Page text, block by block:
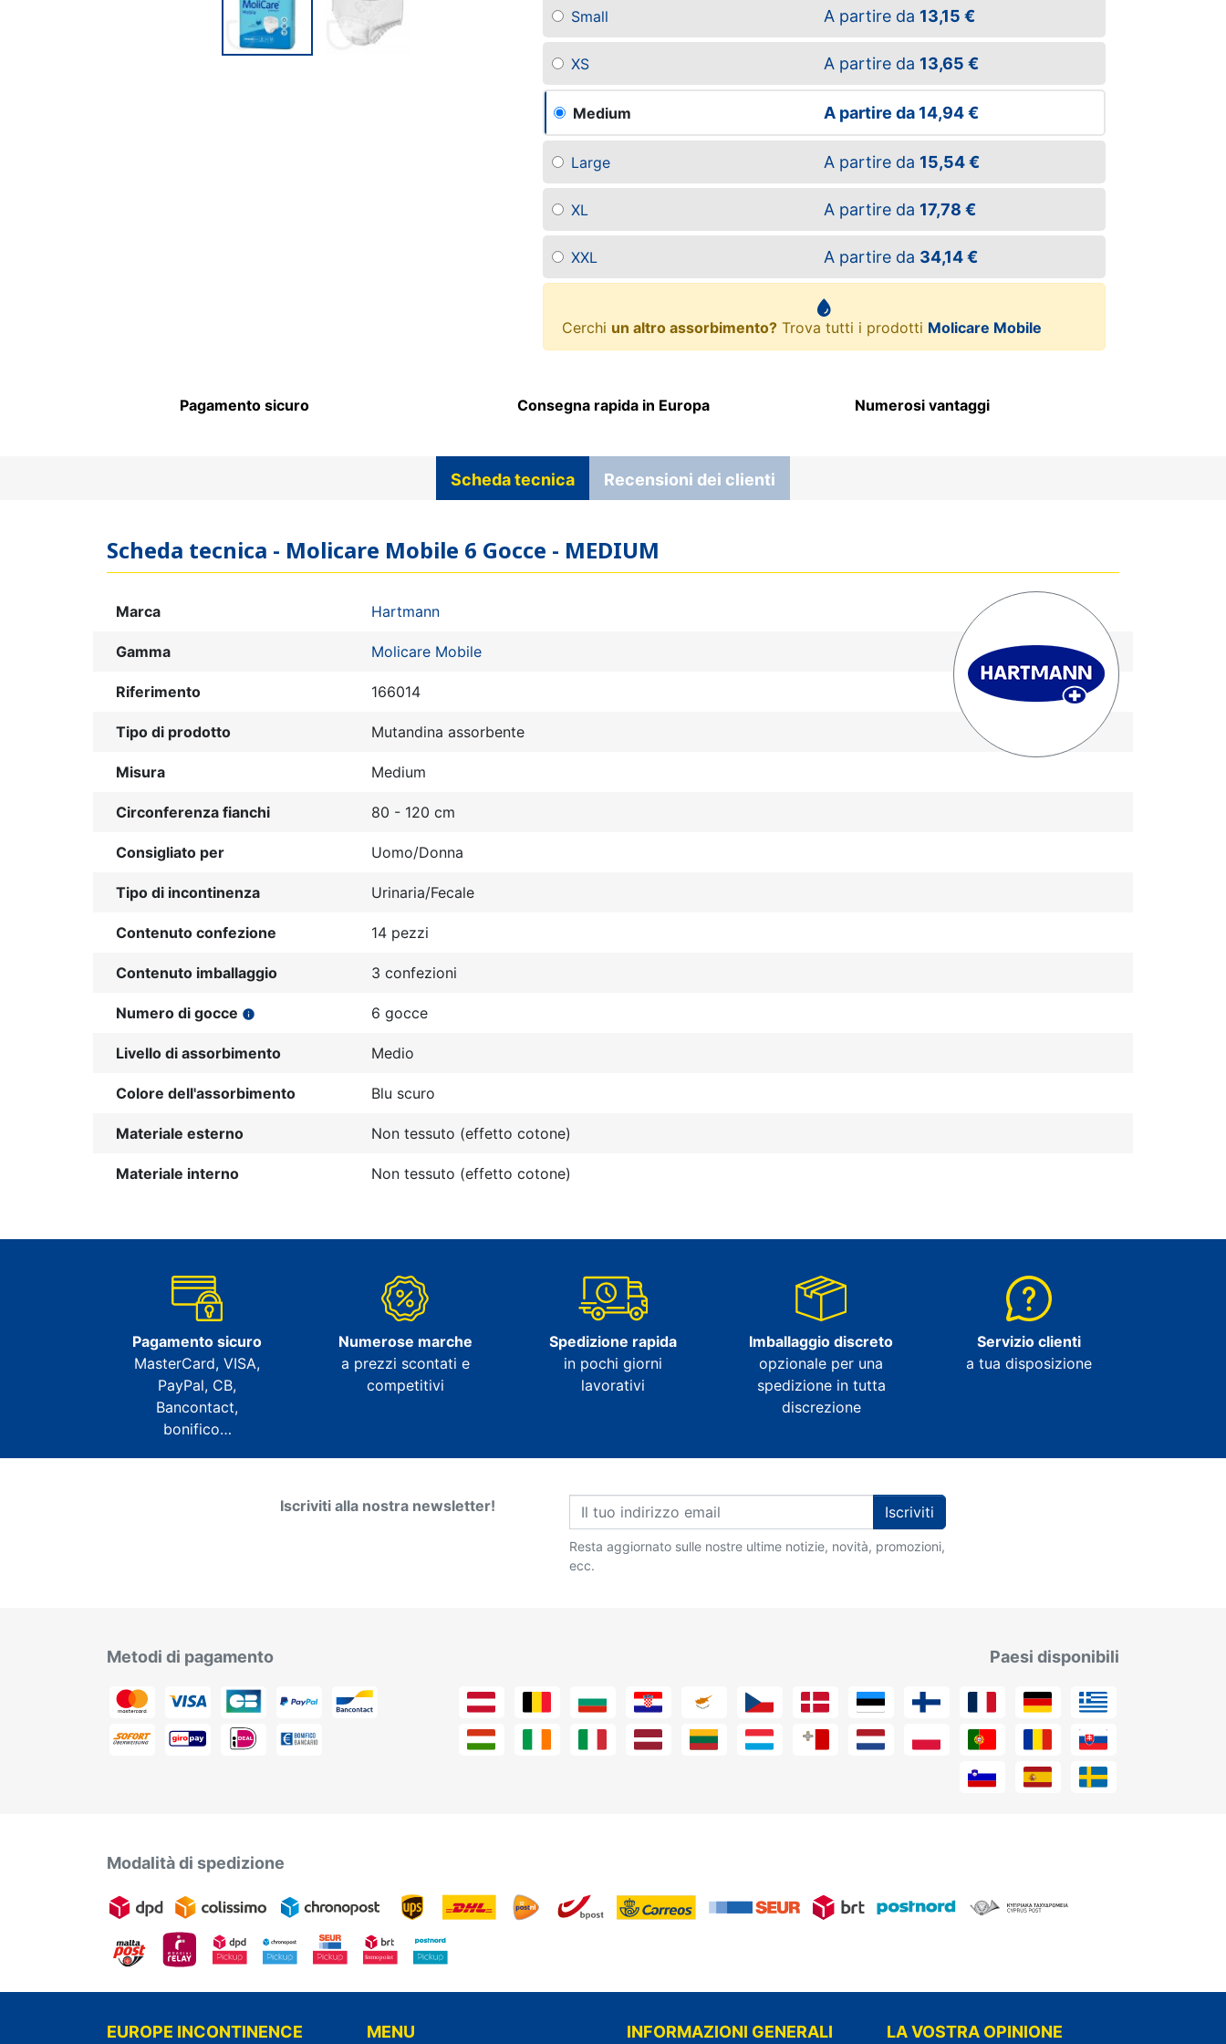
Small A partire da 13,15 €
XS A partire da 13,65 €
Medium A partire da 14,94 €
Large A partire da 15,54 €
XL A partire da 17,78 €
XXL A partire da 34,14 €
Cerchi un altro assorbimento?Trova tutti i prodotti Molicare Mobile
Pagamento sicuro Consegna rapida in Europa Numerosi vantaggi
Scheda tecnica Recensioni dei clienti
Scheda tecnica - Molicare Mobile 6 Gocce - MEDIUM
Marca Hartmann
Gamma Molicare Mobile
Riferimento 166014
Tipo di prodotto Mutandina assorbente
Misura Medium
Circonferenza fianchi 80 - 120 cm
Consigliato per Uomo/Donna
Tipo di incontinenza Urinaria/Fecale
Contenuto confezione 14 pezzi
Contenuto imballaggio 3 confezioni
Numero di gocce info 6 gocce
Livello di assorbimento Medio
Colore dell'assorbimento Blu scuro
Materiale esterno Non tessuto (effetto cotone)
Materiale interno Non tessuto (effetto cotone)
Pagamento sicuro
MasterCard, VISA,
PayPal, CB,
Bancontact,
bonifico…
Numerose marche
a prezzi scontati e
competitivi
Spedizione rapida
in pochi giorni
lavorativi
Imballaggio discreto
opzionale per una
spedizione in tutta
discrezione
Servizio clienti
a tua disposizione
Iscriviti alla nostra newsletter! Iscriviti
Resta aggiornato sulle nostre ultime notizie, novità, promozioni,
ecc.
Metodi di pagamento Paesi disponibili
Modalità di spedizione
EUROPE INCONTINENCE MENU INFORMAZIONI GENERALI LA VOSTRA OPINIONE